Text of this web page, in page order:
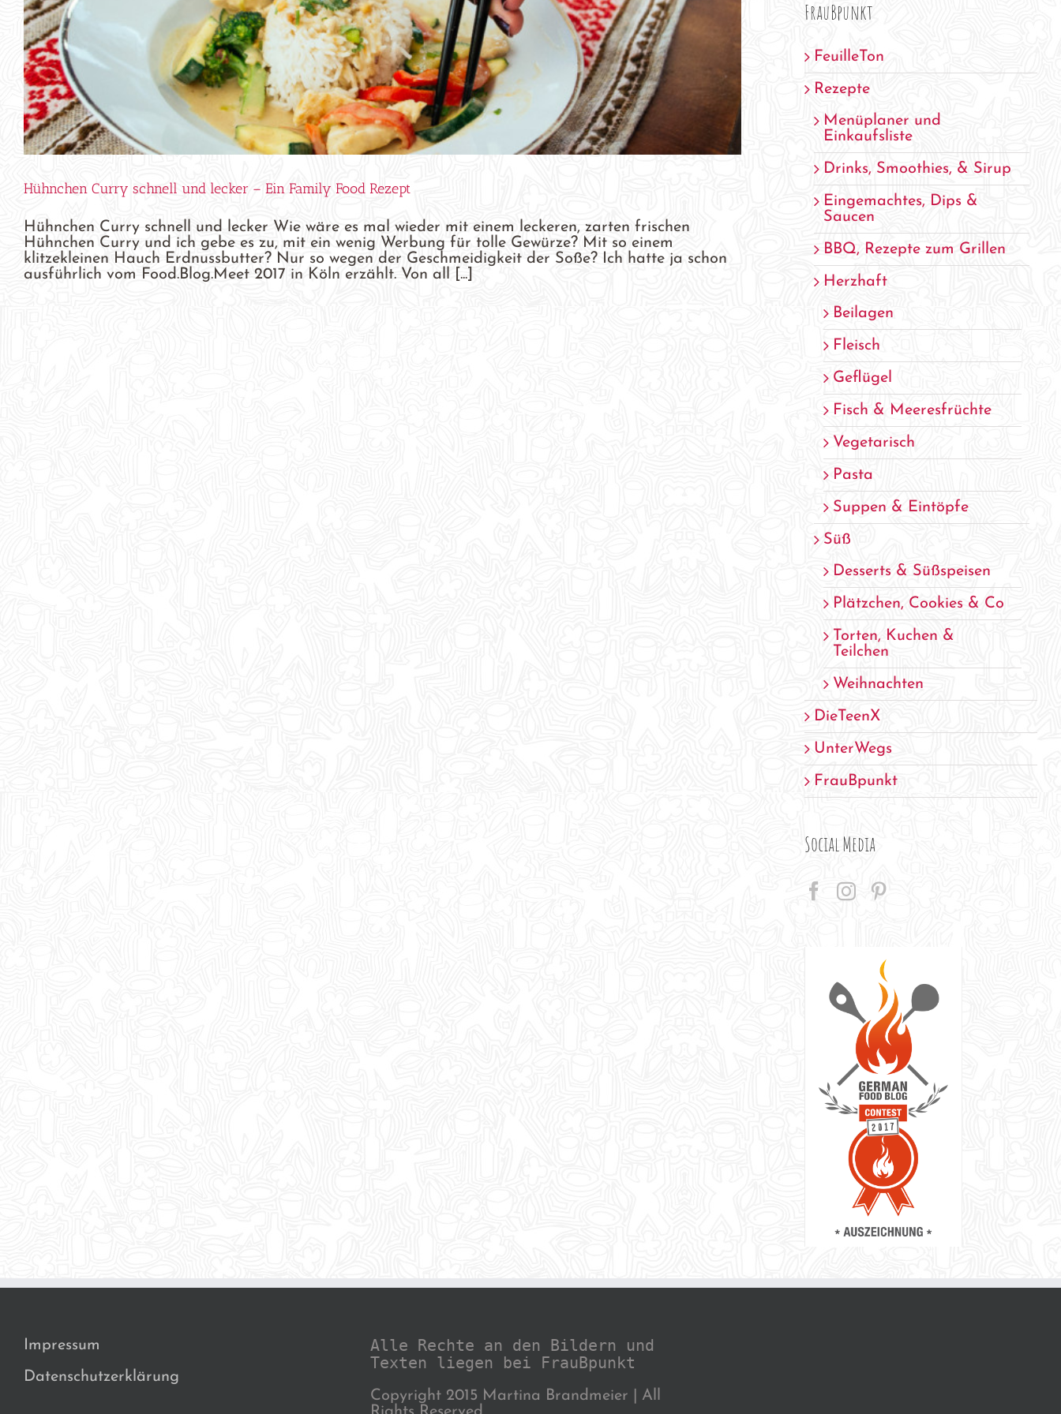
Hühnchen Curry schnell und lecker – Ein Family Food Rezept
Hühnchen Curry schnell und lecker Wie wäre es mal wieder mit einem leckeren, zarten frischen
Hühnchen Curry und ich gebe es zu, mit ein wenig Werbung für tolle Gewürze? Mit so einem
klitzekleinen Hauch Erdnussbutter? Nur so wegen der Geschmeidigkeit der Soße? Ich hatte ja schon
ausführlich vom Food.Blog.Meet 2017 in Köln erzählt. Von all [...]
FrauBpunkt
FeuilleTon
Rezepte
Menüplaner und
Einkaufsliste
Drinks, Smoothies, & Sirup
Eingemachtes, Dips &
Saucen
BBQ, Rezepte zum Grillen
Herzhaft
Beilagen
Fleisch
Geflügel
Fisch & Meeresfrüchte
Vegetarisch
Pasta
Suppen & Eintöpfe
Süß
Desserts & Süßspeisen
Plätzchen, Cookies & Co
Torten, Kuchen &
Teilchen
Weihnachten
DieTeenX
UnterWegs
FrauBpunkt
Social Media
Impressum
Datenschutzerklärung
Alle Rechte an den Bildern und
Texten liegen bei FrauBpunkt
Copyright 2015 Martina Brandmeier | All